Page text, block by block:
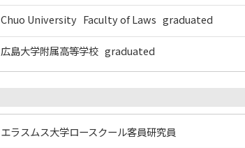
Chuo University Faculty of Laws graduated
広島大学附属高等学校 graduated
エラスムス大学ロースクール客員研究員